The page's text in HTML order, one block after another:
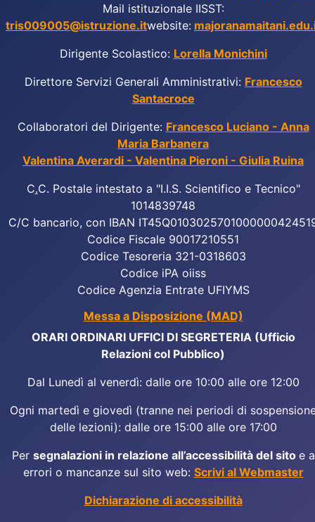
Mail istituzionale IISST:
tris009005@istruzione.itwebsite:
Dirigente Scolastico: Lorella Monichini
Direttore Servizi Generali Amministrativi: Francesco
Santacroce
Collaboratori del Dirigente: Francesco Luciano - Anna
Maria Barbanera
Valentina Averardi - Valentina Pieroni - Giulia Ruina
C.C. Postale intestato a "I.I.S. Scientifico e Tecnico"
1014839748
C/C bancario, con IBAN
Codice Fiscale 90017210551
Codice Tesoreria 321-0318603
Codice iPA oiiss
Codice Agenzia Entrate UFIYMS
Messa a Disposizione (MAD)
ORARI ORDINARI UFFICI DI SEGRETERIA (Ufficio
Relazioni col Pubblico)
Dal Lunedì al venerdì: dalle ore 10:00 alle ore 12:00
Ogni martedì e giovedì (tranne nei periodi di
delle lezioni): dalle ore 15:00 alle ore 17:00
Per segnalazioni in relazione all’accessibilità del sito e a
errori o mancanze sul sito web: Scrivi al Webmaster
Dichiarazione di accessibilità